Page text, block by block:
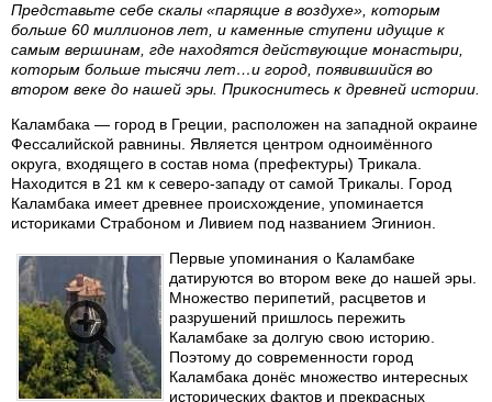
Представьте себе скалы «парящие в воздухе», которым
больше 60 миллионов лет, и каменные ступени идущие к
самым вершинам, где находятся действующие монастыри,
которым больше тысячи лет…и город, появившийся во
втором веке до нашей эры. Прикоснитесь к древней истории.
Каламбака — город в Греции, расположен на западной окраине
Фессалийской равнины. Является центром одноимённого
округа, входящего в состав нома (префектуры) Трикала.
Находится в 21 км к северо-западу от самой Трикалы. Город
Каламбака имеет древнее происхождение, упоминается
историками Страбоном и Ливием под названием Эгинион.
Первые упоминания о Каламбаке
датируются во втором веке до нашей эры.
Множество перипетий, расцветов и
разрушений пришлось пережить
Каламбаке за долгую свою историю.
Поэтому до современности город
Каламбака донёс множество интересных
исторических фактов и прекрасных